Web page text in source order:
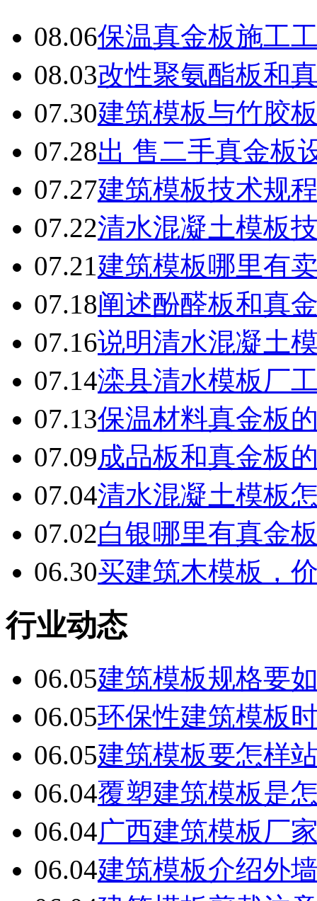
08.06保温真金板施工
08.03改性聚氨酯板和
07.30建筑模板与竹胶
07.28出 售二手真金板
07.27建筑模板技术规
07.22清水混凝土模板
07.21建筑模板哪里有
07.18阐述酚醛板和真
07.16说明清水混凝土
07.14滦县清水模板厂
07.13保温材料真金板
07.09成品板和真金板
07.04清水混凝土模板
07.02白银哪里有真金
06.30买建筑木模板，
行业动态
06.05建筑模板规格要
06.05环保性建筑模板
06.05建筑模板要怎样
06.04覆塑建筑模板是
06.04广西建筑模板厂
06.04建筑模板介绍外